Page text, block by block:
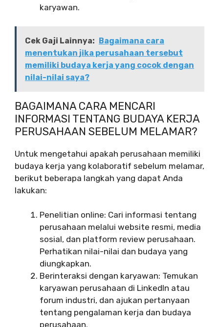
karyawan.
Cek Gaji Lainnya: Bagaimana cara
menentukan jika perusahaan tersebut
memiliki budaya kerja yang cocok dengan
nilai-nilai saya?
BAGAIMANA CARA MENCARI
INFORMASI TENTANG BUDAYA KERJA
PERUSAHAAN SEBELUM MELAMAR?
Untuk mengetahui apakah perusahaan memiliki
budaya kerja yang kolaboratif sebelum melamar,
berikut beberapa langkah yang dapat Anda
lakukan:
Penelitian online: Cari informasi tentang
perusahaan melalui website resmi, media
sosial, dan platform review perusahaan.
Perhatikan nilai-nilai dan budaya yang
diungkapkan.
Berinteraksi dengan karyawan: Temukan
karyawan perusahaan di LinkedIn atau
forum industri, dan ajukan pertanyaan
tentang pengalaman kerja dan budaya
perusahaan.